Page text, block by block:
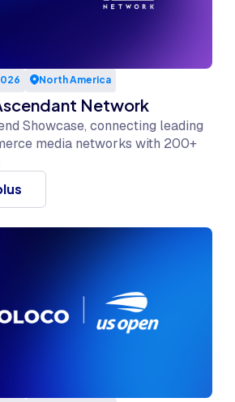
North America
Network
Showcase, connecting leading
media networks with 200+